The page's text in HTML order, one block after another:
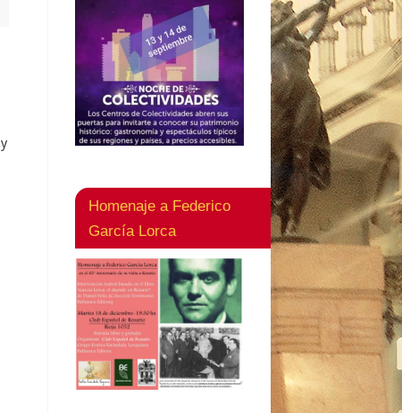
Homenaje a Federico
García Lorca